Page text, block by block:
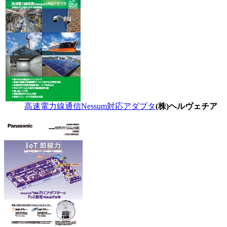
高速電力線通信Nessum対応アダプタ(株)ヘルヴェチア